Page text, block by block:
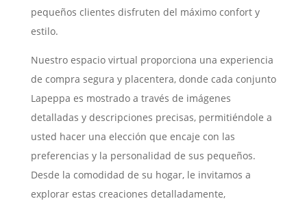
pequeños clientes disfruten del máximo confort y
estilo.
Nuestro espacio virtual proporciona una experiencia
de compra segura y placentera, donde cada conjunto
Lapeppa es mostrado a través de imágenes
detalladas y descripciones precisas, permitiéndole a
usted hacer una elección que encaje con las
preferencias y la personalidad de sus pequeños.
Desde la comodidad de su hogar, le invitamos a
explorar estas creaciones detalladamente,